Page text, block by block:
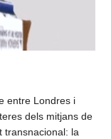
entre Londres i
dels mitjans de
transnacional: la